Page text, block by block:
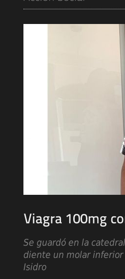
Se guardó en la
diente un molar
Isidro